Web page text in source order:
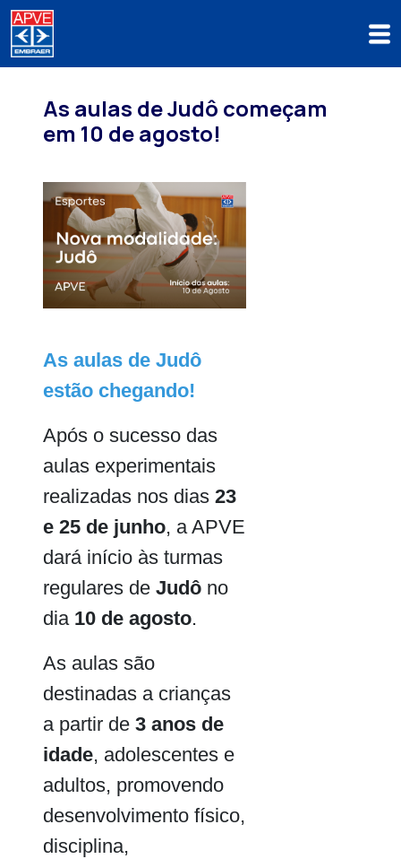
As aulas de Judô começam
em 10 de agosto!
As aulas de Judô
estão chegando!
Após o sucesso das
aulas experimentais
realizadas nos dias 23
e 25 de junho, a APVE
dará início às turmas
regulares de Judô no
dia 10 de agosto.
As aulas são
destinadas a crianças
a partir de 3 anos de
idade, adolescentes e
adultos, promovendo
desenvolvimento físico,
disciplina,